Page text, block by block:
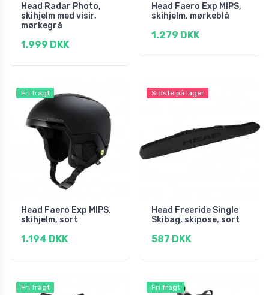
Head Radar Photo,
skihjelm med visir,
mørkegrå
1.999 DKK
Head Faero Exp MIPS,
skihjelm, mørkeblå
1.279 DKK
Fri fragt
Head Faero Exp MIPS,
skihjelm, sort
1.194 DKK
Sidste på lager
Head Freeride Single
Skibag, skipose, sort
587 DKK
Fri fragt
Fri fragt